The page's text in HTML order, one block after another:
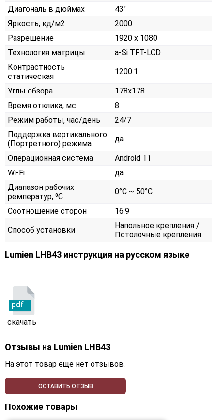
Диагональ в дюймах
43"
Яркость, кд/м2
2000
Разрешение
1920 x 1080
Технология матрицы
a-Si TFT-LCD
Контрастность
статическая
1200:1
Углы обзора
178x178
Время отклика, мс
8
Режим работы, час/день
24/7
Поддержка вертикального
(Портретного) режима
да
Операционная система
Android 11
Wi-Fi
да
Диапазон рабочих
ремператур, ⁰С
0°С ~ 50°С
Соотношение сторон 16:9
Способ установки
Напольное крепления /
Потолочные крепления
Lumien LHB43 инструкция на русском языке
pdf
скачать
Отзывы на Lumien LHB43
На этот товар еще нет отзывов.
ОСТАВИТЬ ОТЗЫВ
Похожие товары